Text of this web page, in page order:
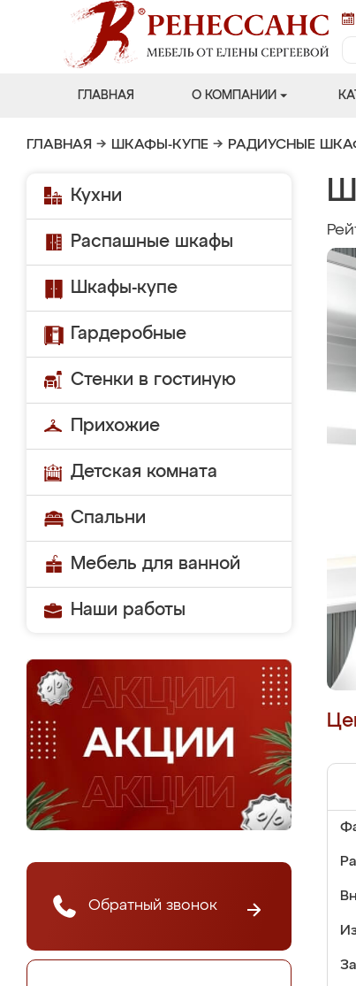
ГЛАВНАЯ О КОМПАНИИ
ГЛАВНАЯ → ШКАФЫ-КУПЕ → РАДИУСНЫЕ
Кухни
Распашные шкафы
Шкафы-купе
Гардеробные
Стенки в гостиную
Прихожие
Детская комната
Спальни
Мебель для ванной
Наши работы
Обратный звонок